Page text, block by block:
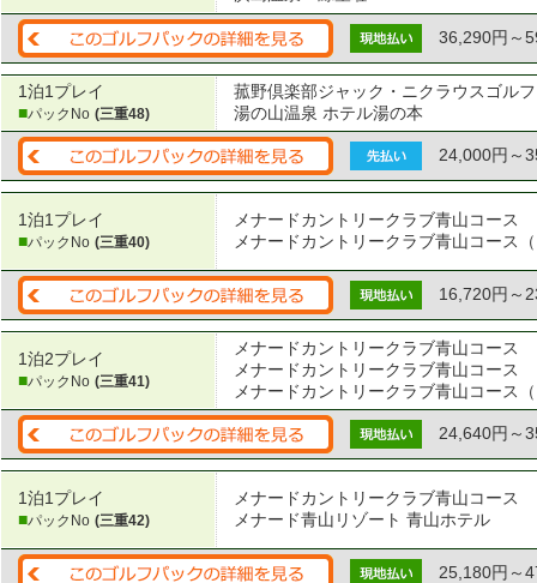
36,290円～
1泊1プレイ
■パックNo (三重48)
菰野倶楽部ジャック・ニクラウスゴル
湯の山温泉 ホテル湯の本
24,000円～
1泊1プレイ
■パックNo (三重40)
メナードカントリークラブ青山コース
メナードカントリークラブ青山コース
16,720円～
1泊2プレイ
■パックNo (三重41)
メナードカントリークラブ青山コース
メナードカントリークラブ青山コース
メナードカントリークラブ青山コース
24,640円～
1泊1プレイ
■パックNo (三重42)
メナードカントリークラブ青山コース
メナード青山リゾート 青山ホテル
25,180円～